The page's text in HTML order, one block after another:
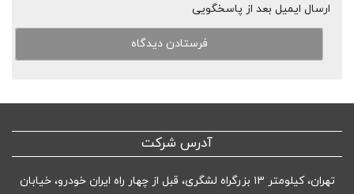
ارسال ایمیل بعد از پاسخگویی
آدرس شرکت
تهران، کیلومتر ۱۳ بزرگراه لشگری، قبل از چهار راه ایران خودرو، خیابان